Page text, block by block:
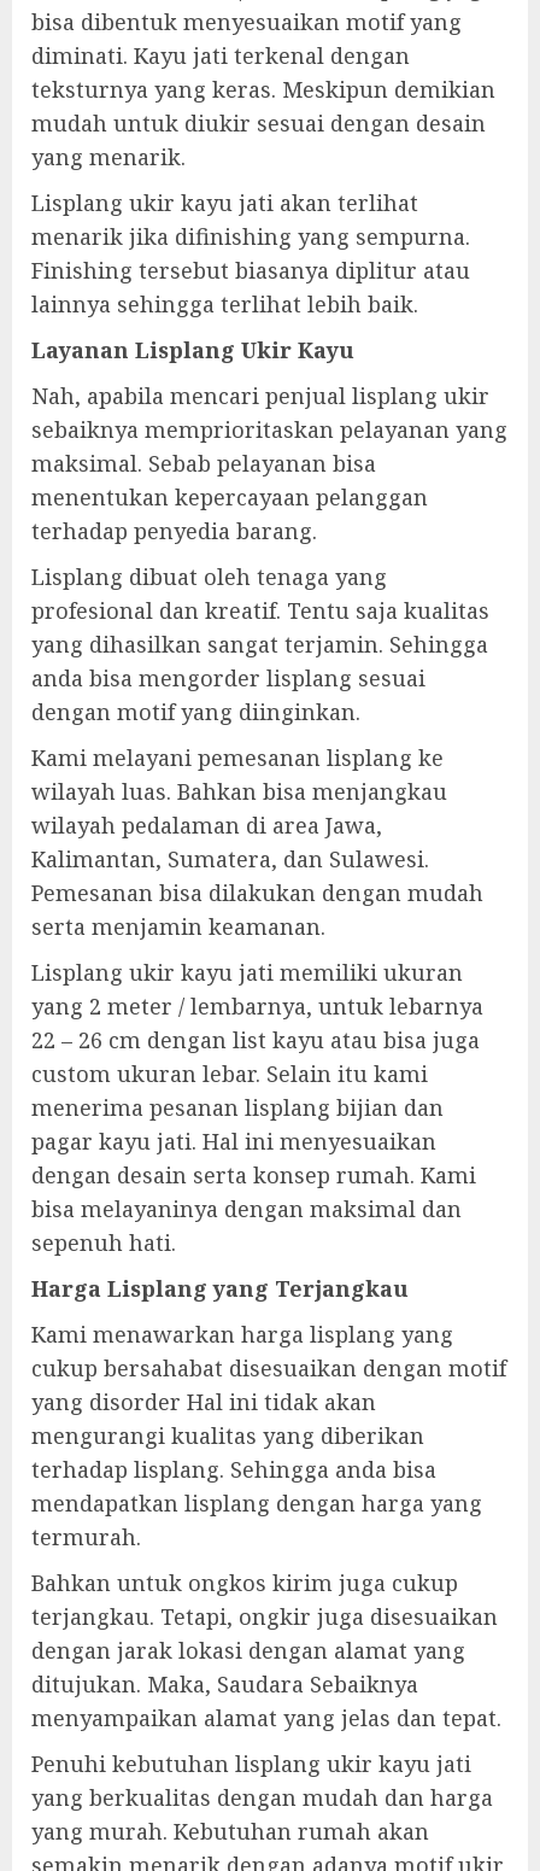
bisa dibentuk menyesuaikan motif yang
diminati. Kayu jati terkenal dengan
teksturnya yang keras. Meskipun demikian
mudah untuk diukir sesuai dengan desain
yang menarik.
Lisplang ukir kayu jati akan terlihat
menarik jika difinishing yang sempurna.
Finishing tersebut biasanya diplitur atau
lainnya sehingga terlihat lebih baik.
Layanan Lisplang Ukir Kayu
Nah, apabila mencari penjual lisplang ukir
sebaiknya memprioritaskan pelayanan yang
maksimal. Sebab pelayanan bisa
menentukan kepercayaan pelanggan
terhadap penyedia barang.
Lisplang dibuat oleh tenaga yang
profesional dan kreatif. Tentu saja kualitas
yang dihasilkan sangat terjamin. Sehingga
anda bisa mengorder lisplang sesuai
dengan motif yang diinginkan.
Kami melayani pemesanan lisplang ke
wilayah luas. Bahkan bisa menjangkau
wilayah pedalaman di area Jawa,
Kalimantan, Sumatera, dan Sulawesi.
Pemesanan bisa dilakukan dengan mudah
serta menjamin keamanan.
Lisplang ukir kayu jati memiliki ukuran
yang 2 meter / lembarnya, untuk lebarnya
22 – 26 cm dengan list kayu atau bisa juga
custom ukuran lebar. Selain itu kami
menerima pesanan lisplang bijian dan
pagar kayu jati. Hal ini menyesuaikan
dengan desain serta konsep rumah. Kami
bisa melayaninya dengan maksimal dan
sepenuh hati.
Harga Lisplang yang Terjangkau
Kami menawarkan harga lisplang yang
cukup bersahabat disesuaikan dengan motif
yang disorder Hal ini tidak akan
mengurangi kualitas yang diberikan
terhadap lisplang. Sehingga anda bisa
mendapatkan lisplang dengan harga yang
termurah.
Bahkan untuk ongkos kirim juga cukup
terjangkau. Tetapi, ongkir juga disesuaikan
dengan jarak lokasi dengan alamat yang
ditujukan. Maka, Saudara Sebaiknya
menyampaikan alamat yang jelas dan tepat.
Penuhi kebutuhan lisplang ukir kayu jati
yang berkualitas dengan mudah dan harga
yang murah. Kebutuhan rumah akan
semakin menarik dengan adanya motif ukir